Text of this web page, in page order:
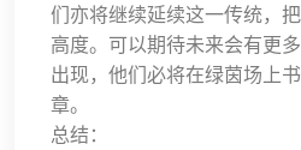
们亦将继续延续这一传统，
高度。可以期待未来会有更
出现，他们必将在绿茵场上
章。
总结：